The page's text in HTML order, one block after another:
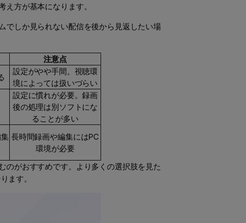
え方が基本になります。
でしか見られない配信を後から見返したい場
注意点
設定がやや手間。視聴環
境によっては扱いづらい
設定に慣れが必要。録画
後の処理は別ソフトにな
ることが多い
長時間録画や編集にはPC
環境が必要
のがおすすめです。より多くの選択肢を見た
ます。